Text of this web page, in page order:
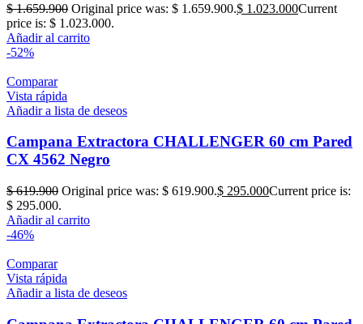
$1.659.900 Original price was: $ 1.659.900.$ 1.023.000Current
price is: $ 1.023.000.
Añadir al carrito
-52%
Comparar
Vista rápida
Añadir a lista de deseos
Campana Extractora CHALLENGER 60 cm Pared
CX 4562 Negro
$619.900 Original price was: $ 619.900.$ 295.000Current price is:
$ 295.000.
Añadir al carrito
-46%
Comparar
Vista rápida
Añadir a lista de deseos